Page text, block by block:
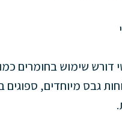
דורש שימוש בחומרים
גבס מיוחדים, ספוגים